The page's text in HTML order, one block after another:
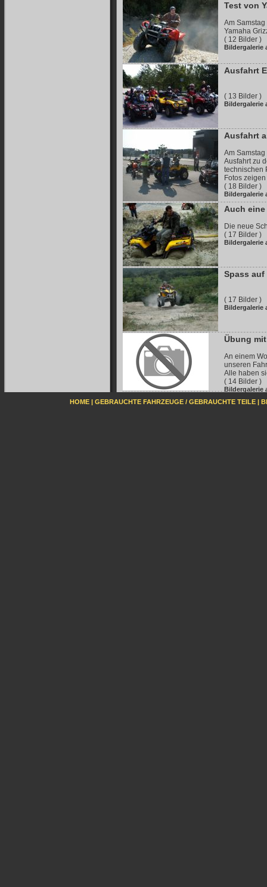
Test von
Am
Yamaha
( 12 Bilder )
Bildergalerie
Ausfahrt
( 13 Bilder )
Bildergalerie
Ausfahrt
Am
Ausfahrt zu
technischen
Fotos
( 18 Bilder )
Bildergalerie
Auch eine
Die neue
( 17 Bilder )
Bildergalerie
Spass auf
( 17 Bilder )
Bildergalerie
Übung
An einem
unseren
Alle haben
( 14 Bilder )
Bildergalerie
HOME| GEBRAUCHTE FAHRZEUGE / GEBRAUCHTE TEILE|